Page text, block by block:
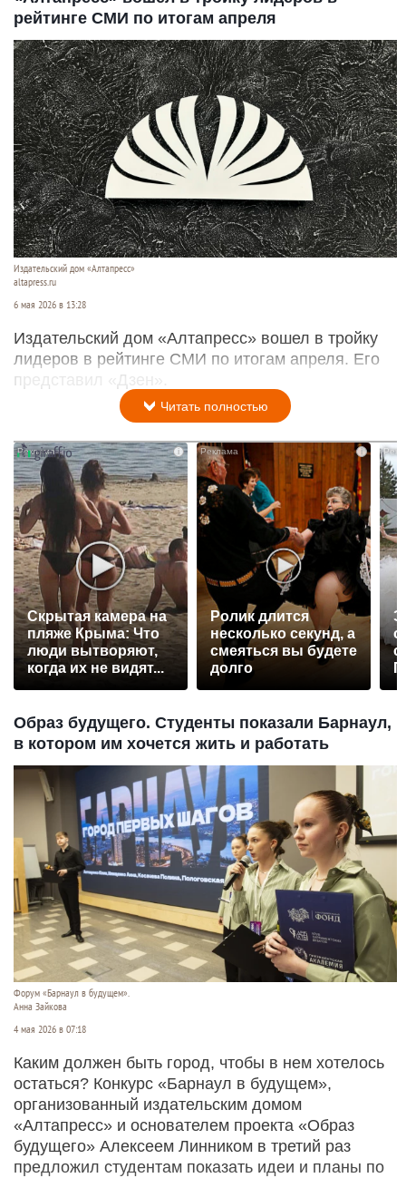
рейтинге СМИ по итогам апреля
Издательский дом «Алтапресс»
altapress.ru
6 мая 2026 в 13:28
Издательский дом «Алтапресс» вошел в тройку
лидеров в рейтинге СМИ по итогам апреля. Его
представил «Дзен».
Читать полностью
i
Скрытая камера на
пляже Крыма: Что
люди вытворяют,
когда их не видят...
Ролик длится
несколько секунд, а
смеяться вы будете
долго
Образ будущего. Студенты показали Барнаул,
в котором им хочется жить и работать
Форум «Барнаул в будущем».
Анна Зайкова
4 мая 2026 в 07:18
Каким должен быть город, чтобы в нем хотелось
остаться? Конкурс «Барнаул в будущем»,
организованный издательским домом
«Алтапресс» и основателем проекта «Образ
будущего» Алексеем Линником в третий раз
предложил студентам показать идеи и планы по